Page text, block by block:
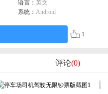
语言： 英文
系统： Android
1
评论(0)